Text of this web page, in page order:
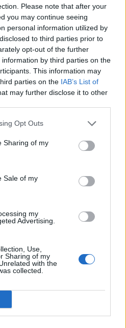
Please note that after your
you may continue seeing
personal information utilized by
to third parties prior to
opt-out of the further
by third parties on the
This information may
parties on the IAB’s List of
may further disclose it to other
Opt Outs
Sharing of my
Sale of my
my
Advertising.
Use,
Sharing of my
with the
collected.
στο Google News και
ΒΟΥΛΗ